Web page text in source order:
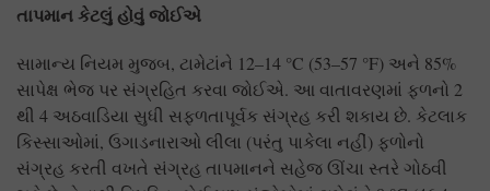
તાપમાન કેટલું હોવું જોઈએ
સામાન્ય નિયમ મુજબ, ટામેટાંને 12–14 °C (53–57 °F) અને 85%
સાપેક્ષ ભેજ પર સંગ્રહિત કરવા જોઈએ. આ વાતાવરણમાં ફળનો 2
થી 4 અઠવાડિયા સુધી સફળતાપૂર્વક સંગ્રહ કરી શકાય છે. કેટલાક
કિસ્સાઓમાં, ઉગાડનારાઓ લીલા (પરંતુ પાકેલા નહીં) ફળોનો
સંગ્રહ કરતી વખતે સંગ્રહ તાપમાનને સહેજ ઊંચા સ્તરે ગોઠવી